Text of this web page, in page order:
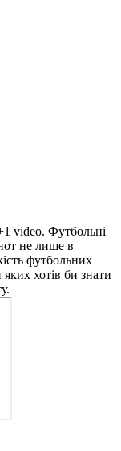
video. Футбольні
не лише в
футбольних
хотів би знати